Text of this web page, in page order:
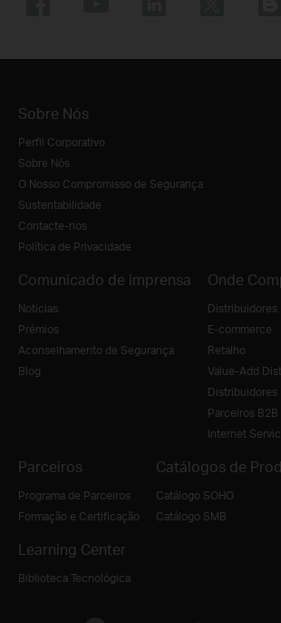
Sobre Nós
Perfil Corporativo
Sobre Nós
O Nosso Compromisso de Segurança
Sustentabilidade
Contacte-nos
Política de Privacidade
Comunicado de imprensa
Notícias
Prémios
Aconselhamento de Segurança
Blog
Onde
Distribuidores
E-commerce
Retalho
Value-Add
Distribuidores
Parceiros B2B
Internet
Parceiros
Programa de Parceiros
Formação e Certificação
Catálogos de
Catálogo SOHO
Catálogo SMB
Learning Center
Biblioteca Tecnológica